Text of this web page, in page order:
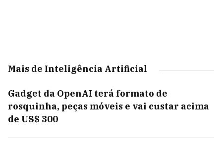
Mais de Inteligência Artificial
Gadget da OpenAI terá formato de
rosquinha, peças móveis e vai custar acima
de US$ 300